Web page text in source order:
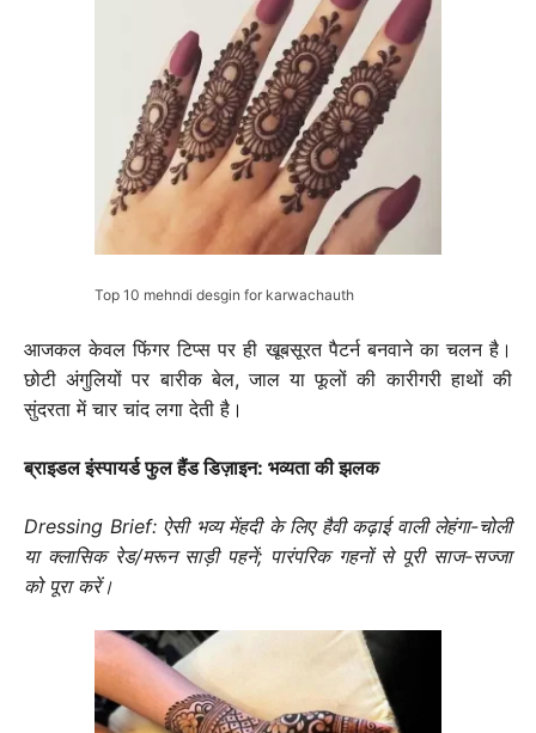
Top 10 mehndi desgin for karwachauth
आजकल केवल फिंगर टिप्स पर ही खूबसूरत पैटर्न बनवाने का चलन है।
छोटी अंगुलियों पर बारीक बेल, जाल या फूलों की कारीगरी हाथों की
सुंदरता में चार चांद लगा देती है।
ब्राइडल इंस्पायर्ड फुल हैंड डिज़ाइन: भव्यता की झलक
Dressing Brief: ऐसी भव्य मेंहदी के लिए हैवी कढ़ाई वाली लेहंगा-चोली
या क्लासिक रेड/मरून साड़ी पहनें; पारंपरिक गहनों से पूरी साज-सज्जा
को पूरा करें।